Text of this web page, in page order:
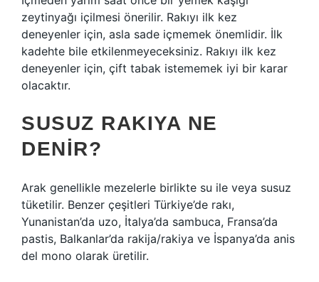
zeytinyağı içilmesi önerilir. Rakıyı ilk kez
deneyenler için, asla sade içmemek önemlidir. İlk
kadehte bile etkilenmeyeceksiniz. Rakıyı ilk kez
deneyenler için, çift tabak istememek iyi bir karar
olacaktır.
SUSUZ RAKIYA NE
DENIR?
Arak genellikle mezelerle birlikte su ile veya susuz
tüketilir. Benzer çeşitleri Türkiye’de rakı,
Yunanistan’da uzo, İtalya’da sambuca, Fransa’da
pastis, Balkanlar’da rakija/rakiya ve İspanya’da anis
del mono olarak üretilir.